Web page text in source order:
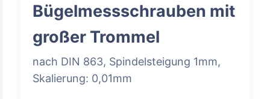
Bügelmessschrauben mit
großer Trommel
nach DIN 863, Spindelsteigung 1mm,
Skalierung: 0,01mm